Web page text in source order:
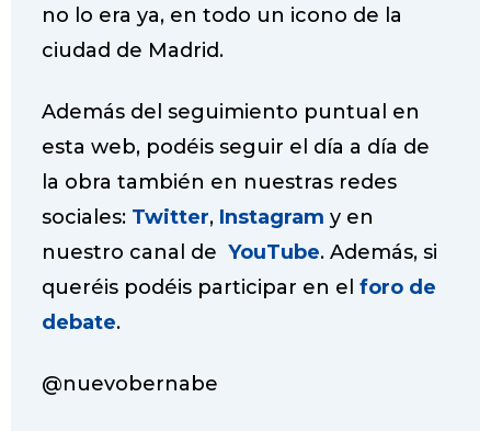
no lo era ya, en todo un icono de la
ciudad de Madrid.
Además del seguimiento puntual en
esta web, podéis seguir el día a día de
la obra también en nuestras redes
sociales: Twitter, Instagram y en
nuestro canal de YouTube. Además, si
queréis podéis participar en el foro de
debate.
@nuevobernabe